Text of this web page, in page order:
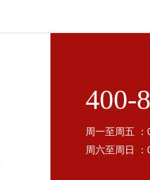
400-
周一至周五
周六至周日 ：